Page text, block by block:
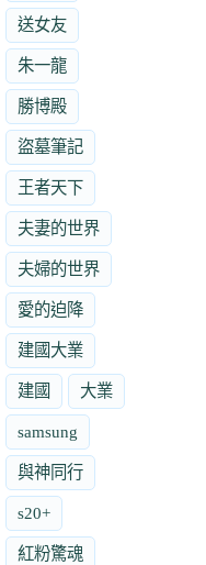
送女友
朱一龍
勝博殿
盜墓筆記
王者天下
夫妻的世界
夫婦的世界
愛的迫降
建國大業
建國 大業
samsung
與神同行
s20+
紅粉驚魂